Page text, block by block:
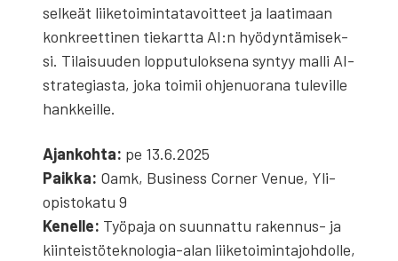
sel­keät lii­ke­toi­min­ta­ta­voit­teet ja laa­ti­maan
kon­kreet­ti­nen tie­kart­ta AI:n hyö­dyn­tä­mi­sek­
si. Tilai­suu­den lop­pu­tu­lok­se­na syn­tyy mal­li AI-
stra­te­gias­ta, joka toi­mii ohje­nuo­ra­na tule­vil­le
hank­keil­le.
Ajan­koh­ta: pe 13.6.2025
Paik­ka: Oamk, Busi­ness Cor­ner Venue, Yli­
opis­to­ka­tu 9
Kenel­le: Työ­pa­ja on suun­nat­tu raken­nus- ja
kiin­teis­tö­tek­no­lo­gia-alan lii­ke­toi­min­ta­joh­dol­le,